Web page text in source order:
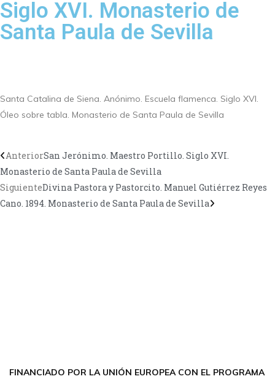
Siglo XVI. Monasterio de
Santa Paula de Sevilla
Santa Catalina de Siena. Anónimo. Escuela flamenca. Siglo XVI.
Óleo sobre tabla. Monasterio de Santa Paula de Sevilla
AnteriorSan Jerónimo. Maestro Portillo. Siglo XVI.
Monasterio de Santa Paula de Sevilla
SiguienteDivina Pastora y Pastorcito. Manuel Gutiérrez Reyes
Cano. 1894. Monasterio de Santa Paula de Sevilla
FINANCIADO POR LA UNIÓN EUROPEA CON EL PROGRAMA